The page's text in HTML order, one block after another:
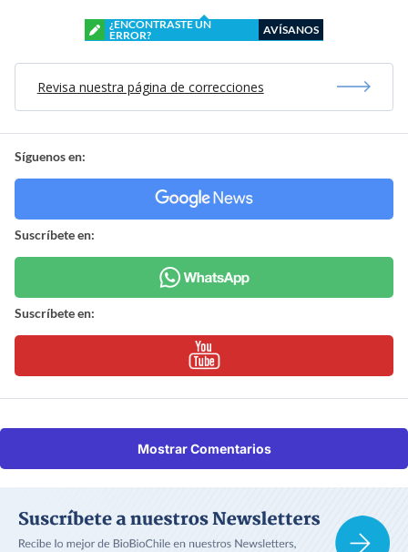
¿ENCONTRASTE UN
ERROR?
AVÍSANOS
Revisa nuestra página de correcciones
Síguenos en:
Suscríbete en:
Suscríbete en:
Mostrar Comentarios